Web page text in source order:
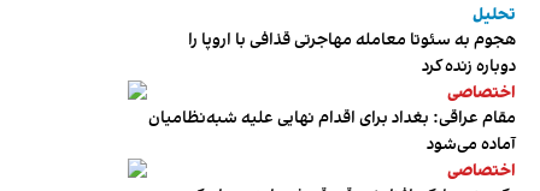
تحلیل
هجوم به سئوتا معامله مهاجرتی قذافی با اروپا را
دوباره زنده کرد
اختصاصی
مقام عراقی: بغداد برای اقدام نهایی علیه شبه‌نظامیان
آماده می‌شود
اختصاصی